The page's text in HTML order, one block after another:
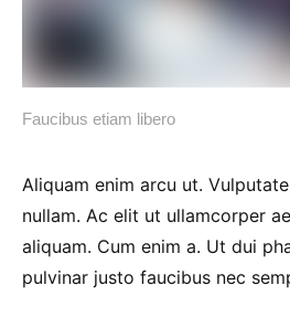
Faucibus etiam libero
Aliquam enim arcu ut.
nullam. Ac elit ut ullamcorper
aliquam. Cum enim a. Ut dui
pulvinar justo faucibus nec